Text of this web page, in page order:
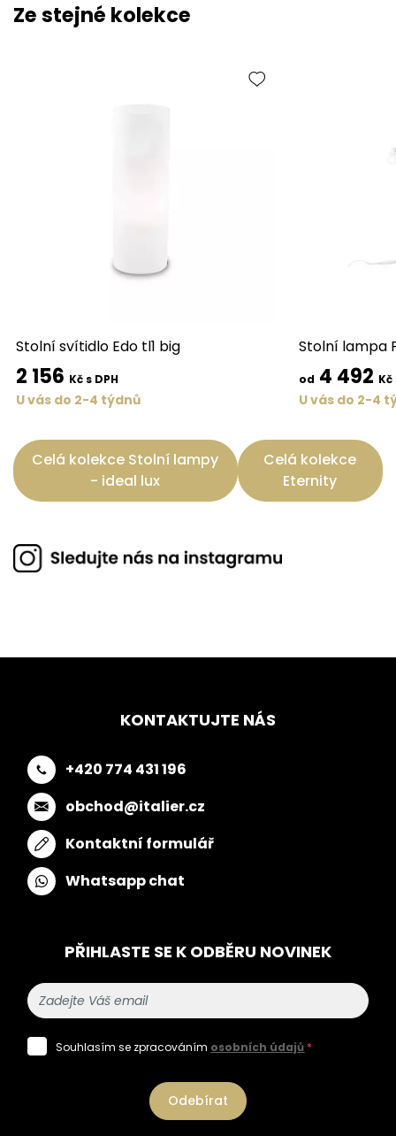
Ze stejné kolekce
Stolní svítidlo Edo tl1 big
2 156 Kč s DPH
U vás do 2-4 týdnů
Stolní lampa
od 4 492 Kč
U vás do 2-4
Celá kolekce Stolní lampy
- ideal lux
Celá kolekce
Eternity
KONTAKTUJTE NÁS
+420 774 431 196
obchod@italier.cz
Kontaktní formulář
Whatsapp chat
PŘIHLASTE SE K ODBĚRU NOVINEK
Souhlasím se zpracováním osobních údajů *
Odebírat